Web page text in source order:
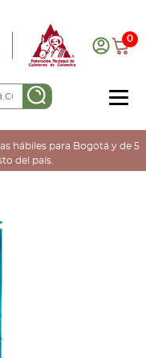
0
hábiles para Bogotá y de 5
del país.